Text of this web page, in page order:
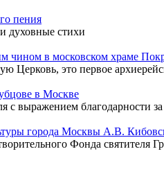
пения
духовные стихи
в московском храме
Церковь, это первое
в Москве
выражением благодарности
города Москвы А.В.
Фонда